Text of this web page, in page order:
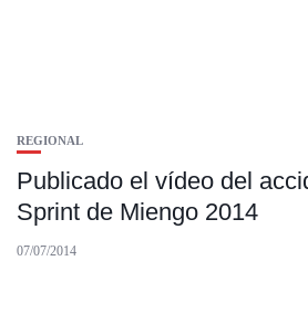
REGIONAL
Publicado el vídeo del
Sprint de Miengo 2014
07/07/2014